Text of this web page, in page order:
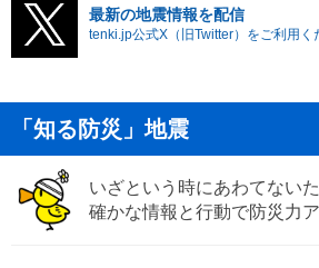
最新の地震情報を配信
tenki.jp公式X（旧Twitter）をご利用く
「知る防災」地震
いざという時にあわてない
確かな情報と行動で防災力